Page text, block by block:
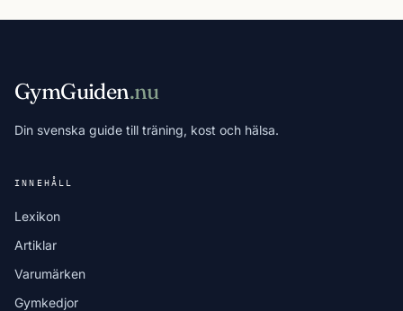
GymGuiden.nu
Din svenska guide till träning, kost och hälsa.
INNEHÅLL
Lexikon
Artiklar
Varumärken
Gymkedjor